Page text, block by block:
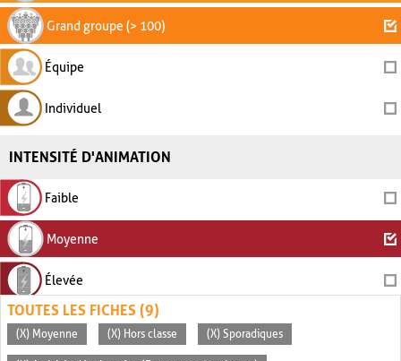
Grand groupe (> 100)
Équipe
Individuel
INTENSITÉ D'ANIMATION
Faible
Moyenne
Élevée
TOUTES LES FICHES (9)
(X) Moyenne (X) Hors classe (X) Sporadiques